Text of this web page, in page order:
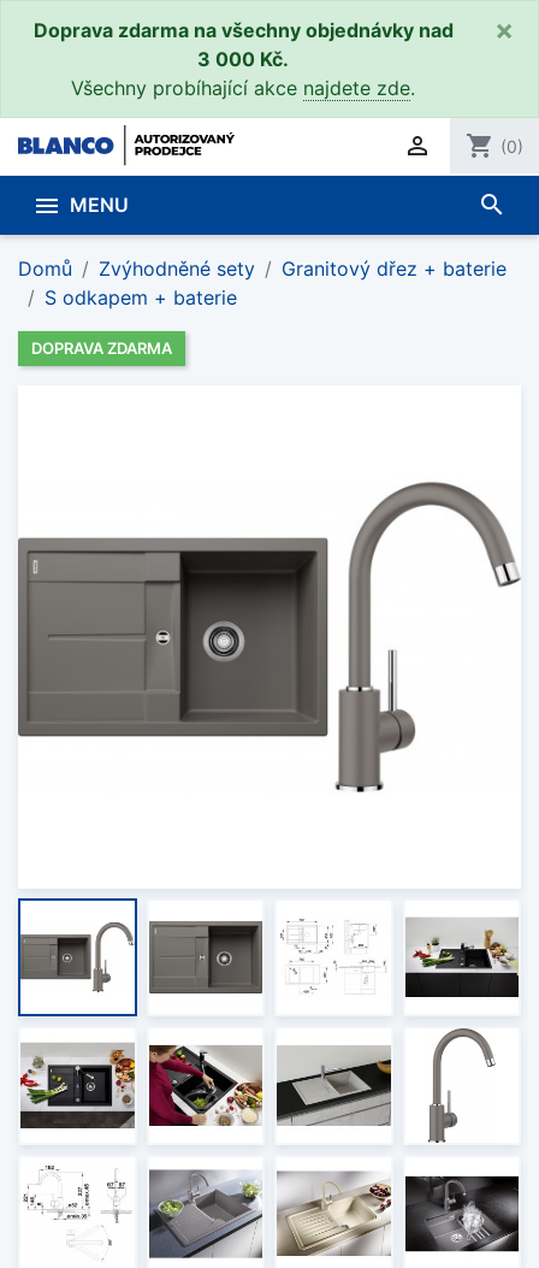
Doprava zdarma na všechny objednávky nad
3 000 Kč.
Všechny probíhající akce najdete zde.
×
 shopping_cart (0)
 MENU search
Domů Zvýhodněné sety
Granitový dřez + baterie
S odkapem + baterie
DOPRAVA ZDARMA